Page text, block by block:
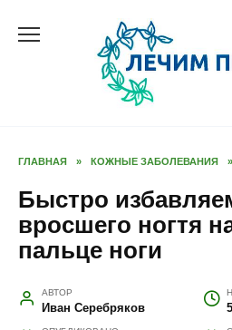
ГЛАВНАЯ » КОЖНЫЕ ЗАБОЛЕВАНИЯ »
Быстро
вросшего ногтя
пальце ноги
АВТОР
Иван Серебряков